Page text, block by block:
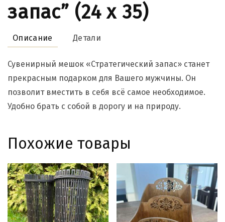
запас” (24 x 35)
Описание Детали
Сувенирный мешок «Стратегический запас» станет
прекрасным подарком для Вашего мужчины. Он
позволит вместить в себя всё самое необходимое.
Удобно брать с собой в дорогу и на природу.
Похожие товары